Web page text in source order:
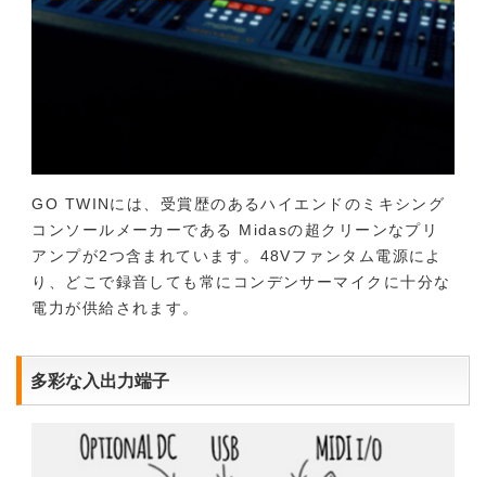
GO TWINには、受賞歴のあるハイエンドのミキシング
コンソールメーカーである Midasの超クリーンなプリ
アンプが2つ含まれています。48Vファンタム電源によ
り、どこで録音しても常にコンデンサーマイクに十分な
電力が供給されます。
多彩な入出力端子